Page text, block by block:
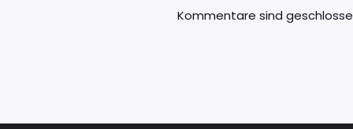
Kommentare sind